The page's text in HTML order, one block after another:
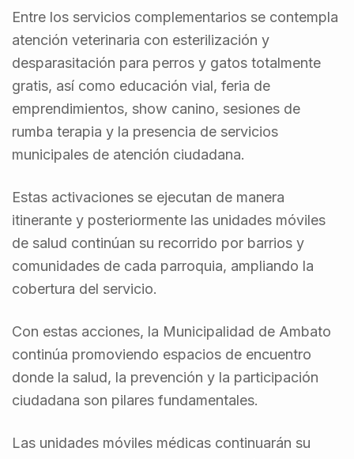
Entre los servicios complementarios se contempla
atención veterinaria con esterilización y
desparasitación para perros y gatos totalmente
gratis, así como educación vial, feria de
emprendimientos, show canino, sesiones de
rumba terapia y la presencia de servicios
municipales de atención ciudadana.
Estas activaciones se ejecutan de manera
itinerante y posteriormente las unidades móviles
de salud continúan su recorrido por barrios y
comunidades de cada parroquia, ampliando la
cobertura del servicio.
Con estas acciones, la Municipalidad de Ambato
continúa promoviendo espacios de encuentro
donde la salud, la prevención y la participación
ciudadana son pilares fundamentales.
Las unidades móviles médicas continuarán su